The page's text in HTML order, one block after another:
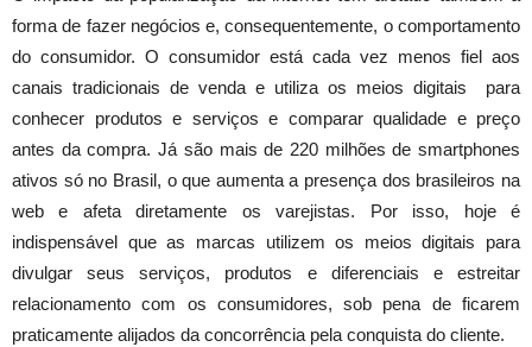
forma de fazer negócios e, consequentemente, o comportamento
do consumidor. O consumidor está cada vez menos fiel aos
canais tradicionais de venda e utiliza os meios digitais para
conhecer produtos e serviços e comparar qualidade e preço
antes da compra. Já são mais de 220 milhões de smartphones
ativos só no Brasil, o que aumenta a presença dos brasileiros na
web e afeta diretamente os varejistas. Por isso, hoje é
indispensável que as marcas utilizem os meios digitais para
divulgar seus serviços, produtos e diferenciais e estreitar
relacionamento com os consumidores, sob pena de ficarem
praticamente alijados da concorrência pela conquista do cliente.